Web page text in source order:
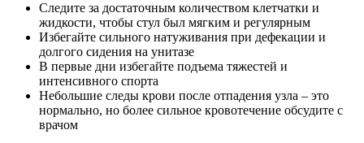
Следите за достаточным количеством клетчатки и
жидкости, чтобы стул был мягким и регулярным
Избегайте сильного натуживания при дефекации и
долгого сидения на унитазе
В первые дни избегайте подъема тяжестей и
интенсивного спорта
Небольшие следы крови после отпадения узла – это
нормально, но более сильное кровотечение обсудите с
врачом